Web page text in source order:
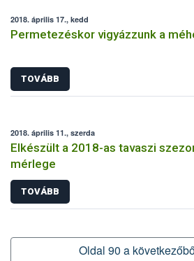
2018. április 17., kedd
Permetezéskor vigyázzunk a
TOVÁBB
2018. április 11., szerda
Elkészült a 2018-as tavaszi
mérlege
TOVÁBB
Oldal 90 a